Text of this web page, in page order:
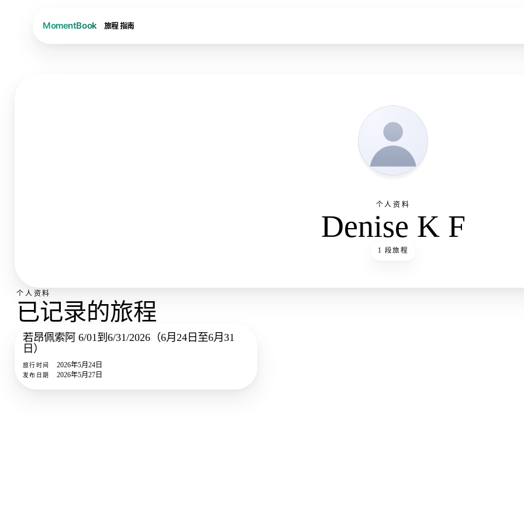
旅程指南
个人资料
Denise K F
1 段旅程
个人资料
已记录的旅程
2 照片
若昂佩索阿 6/01到6/31/2026（6月24日至6月31
日）
旅行时间 2026年5月24日
发布日期 2026年5月27日